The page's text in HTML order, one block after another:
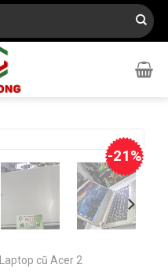
-21%
Laptop cũ Acer 2